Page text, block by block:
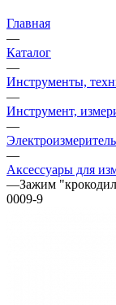
Главная
—
Каталог
—
Инструменты,
—
Инструмент,
—
—
Аксессуары для
—Зажим
0009-9